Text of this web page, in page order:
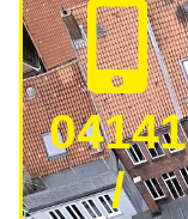
04141
/